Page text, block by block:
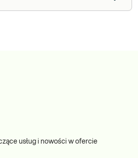
usług i nowości w ofercie